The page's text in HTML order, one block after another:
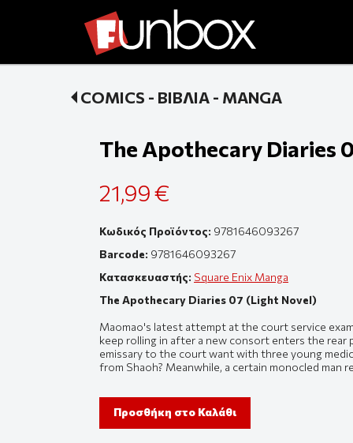
COMICS - ΒΙΒΛΙΑ - MANGA
The Apothecary Diaries
21,99 €
Κωδικός Προϊόντος: 9781646093267
Barcode: 9781646093267
Κατασκευαστής: Square Enix Manga
The Apothecary Diaries 07 (Light Novel)
Maomao's latest attempt at the court service
keep rolling in after a new consort enters the rear
emissary to the court want with three young
from Shaoh? Meanwhile, a certain monocled man
Προσθήκη στο Καλάθι